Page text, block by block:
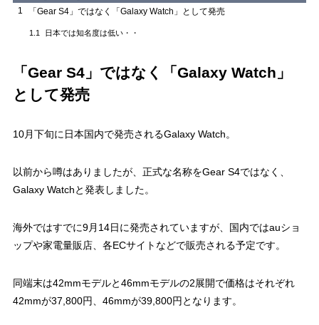
1 「Gear S4」ではなく「Galaxy Watch」として発売
1.1 日本では知名度は低い・・
「Gear S4」ではなく「Galaxy Watch」
として発売
10月下旬に日本国内で発売されるGalaxy Watch。
以前から噂はありましたが、正式な名称をGear S4ではなく、
Galaxy Watchと発表しました。
海外ではすでに9月14日に発売されていますが、国内ではauショ
ップや家電量販店、各ECサイトなどで販売される予定です。
同端末は42mmモデルと46mmモデルの2展開で価格はそれぞれ
42mmが37,800円、46mmが39,800円となります。